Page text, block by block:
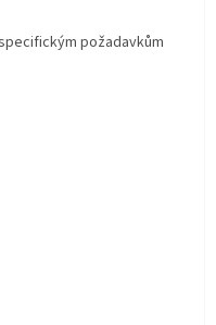
požadavkům
z 5 hvězdiček.
z 5 hvězdiček.